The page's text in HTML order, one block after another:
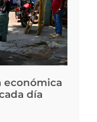
económica
día